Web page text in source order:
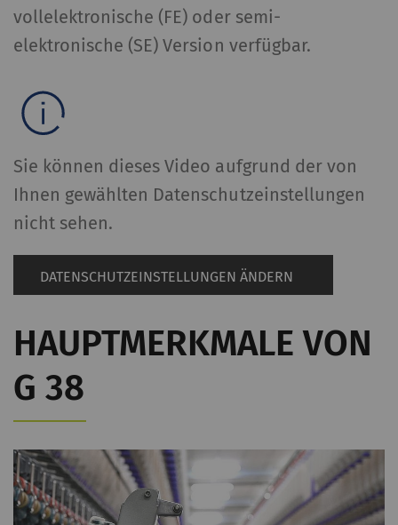
vollelektronische (FE) oder semi-
elektronische (SE) Version verfügbar.
Sie können dieses Video aufgrund der von
Ihnen gewählten Datenschutzeinstellungen
nicht sehen.
DATENSCHUTZEINSTELLUNGEN ÄNDERN
HAUPTMERKMALE VON
G 38